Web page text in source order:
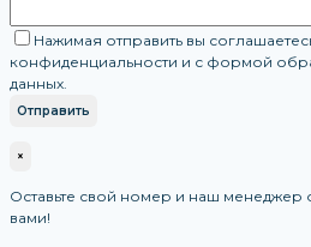
Нажимая отправить вы
конфиденциальности и с формой
данных.
×
Оставьте свой номер и наш менеджер
вами!